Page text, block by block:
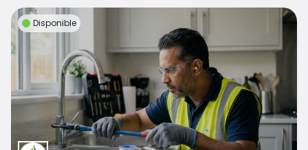
Disponible